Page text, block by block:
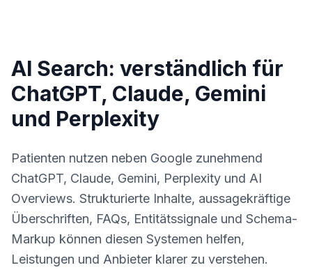
AI Search: verständlich für
ChatGPT, Claude, Gemini
und Perplexity
Patienten nutzen neben Google zunehmend
ChatGPT, Claude, Gemini, Perplexity und AI
Overviews. Strukturierte Inhalte, aussagekräftige
Überschriften, FAQs, Entitätssignale und Schema-
Markup können diesen Systemen helfen,
Leistungen und Anbieter klarer zu verstehen.